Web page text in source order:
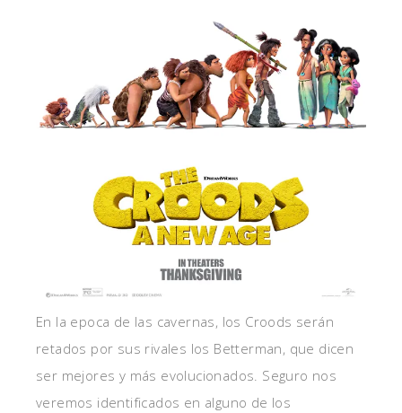
En la epoca de las cavernas, los Croods serán
retados por sus rivales los Betterman, que dicen
ser mejores y más evolucionados. Seguro nos
veremos identificados en alguno de los